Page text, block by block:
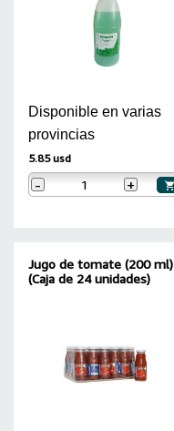
Disponible en varias
provincias
5.85 usd
- +
Jugo de tomate (200 ml)
(Caja de 24 unidades)